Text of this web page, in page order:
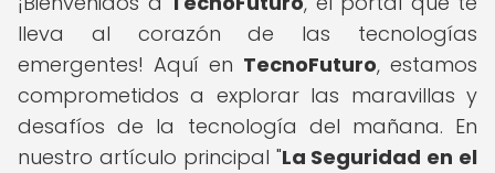
lleva al corazón de las tecnologías
emergentes! Aquí en TecnoFuturo, estamos
comprometidos a explorar las maravillas y
desafíos de la tecnología del mañana. En
nuestro artículo principal "La Seguridad en el